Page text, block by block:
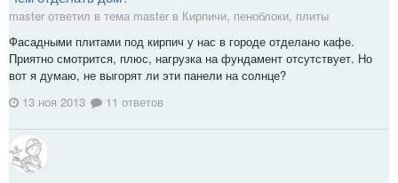
master ответил в тема master в Кирпичи, пеноблоки, плиты
Фасадными плитами под кирпич у нас в городе отделано кафе.
Приятно смотрится, плюс, нагрузка на фундамент отсутствует. Но
вот я думаю, не выгорят ли эти панели на солнце?
13 ноя 2013
11 ответов